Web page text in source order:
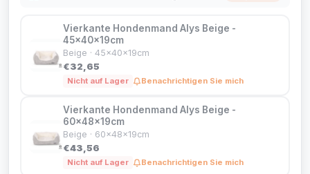
Vierkante Hondenmand Alys Beige -
45x40x19cm
Beige · 45x40x19cm
€32,65
Nicht auf Lager Benachrichtigen Sie mich
Vierkante Hondenmand Alys Beige -
60x48x19cm
Beige · 60x48x19cm
€43,56
Nicht auf Lager Benachrichtigen Sie mich